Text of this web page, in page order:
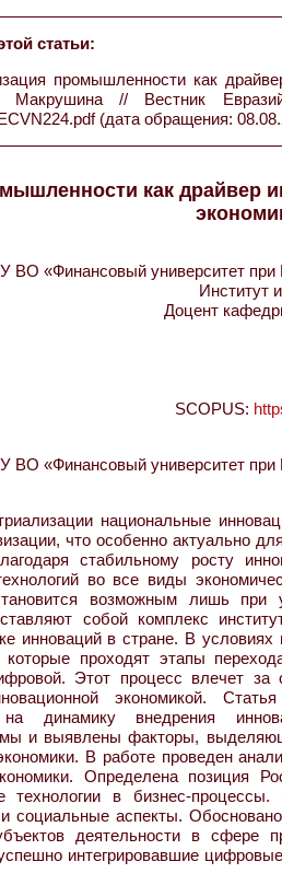
статьи:
промышленности как
Макрушина // Вестник
(дата обращения:
как драйвер
ВО «Финансовый университет при
Институт
Доцент
SCOPUS:
ВО «Финансовый университет при
национальные
что особенно актуально
стабильному росту
во все виды
возможным лишь
собой комплекс
инноваций в стране. В условиях
проходят этапы
Этот процесс влечет за
экономикой.
динамику внедрения
и выявлены факторы,
экономики. В работе проведен
Определена позиция
технологии в бизнес-
социальные аспекты.
деятельности в сфере
интегрировавшие